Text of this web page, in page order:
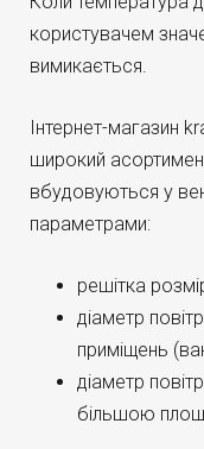
користувачем
вимикається.
Інтернет-магазин
широкий
вбудовуються у
параметрами:
решітка
діаметр
приміщень
діаметр
більшою